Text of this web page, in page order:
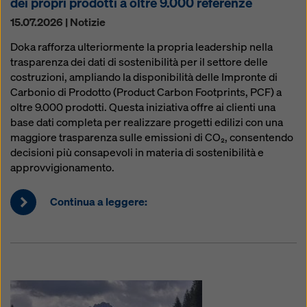
15.07.2026 | Notizie
Doka rafforza ulteriormente la propria leadership nella
trasparenza dei dati di sostenibilità per il settore delle
costruzioni, ampliando la disponibilità delle Impronte di
Carbonio di Prodotto (Product Carbon Footprints, PCF) a
oltre 9.000 prodotti. Questa iniziativa offre ai clienti una
base dati completa per realizzare progetti edilizi con una
maggiore trasparenza sulle emissioni di CO₂, consentendo
decisioni più consapevoli in materia di sostenibilità e
approvvigionamento.
Continua a leggere: